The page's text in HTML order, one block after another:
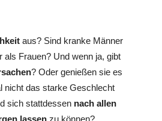
aus? Sind kranke Männer
als Frauen? Und wenn ja, gibt
? Oder genießen sie es
nicht das starke Geschlecht
sich stattdessen nach allen
lassen zu können?